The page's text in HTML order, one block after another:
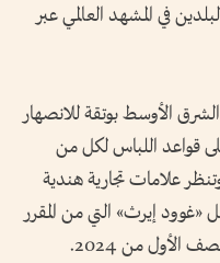
في المشهد العالمي عبر
الأوسط بوتقة للانصهار
قواعد اللباس لكل من
علامات تجارية هندية
إيرث» التي من المقرر
الأول من 2024.